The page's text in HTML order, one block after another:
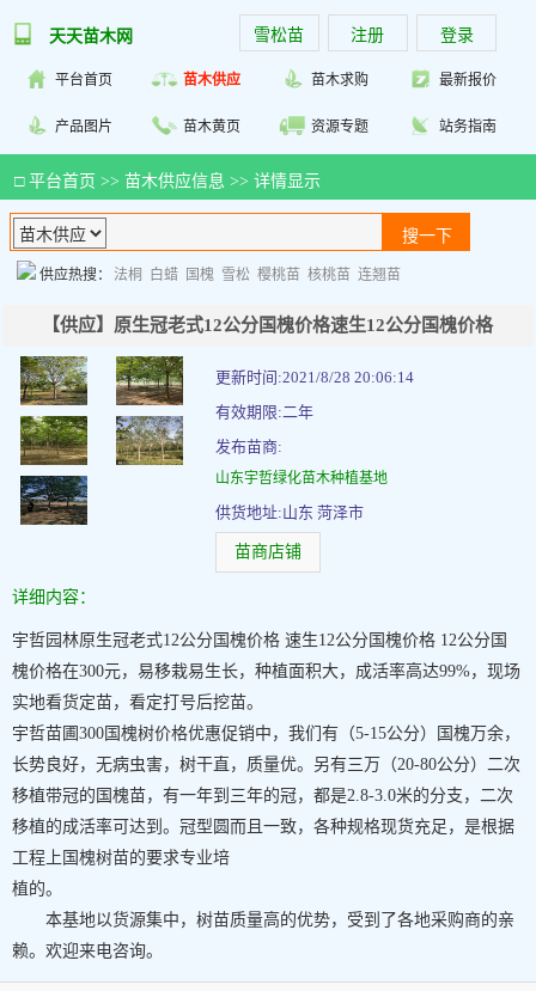
天天苗木网 雪松苗 注册 登录
平台首页 苗木供应 苗木求购 最新报价
产品图片 苗木黄页 资源专题 站务指南
□ 平台首页 >> 苗木供应信息 >> 详情显示
供应热搜： 法桐 白蜡 国槐 雪松 樱桃苗 核桃苗 连翘苗
【供应】原生冠老式12公分国槐价格速生12公分国槐价格
更新时间:2021/8/28 20:06:14
有效期限:二年
发布苗商:
山东宇哲绿化苗木种植基地
供货地址:山东 菏泽市
苗商店铺
详细内容：
宇哲园林原生冠老式12公分国槐价格 速生12公分国槐价格 12公分国
槐价格在300元，易移栽易生长，种植面积大，成活率高达99%，现场
实地看货定苗，看定打号后挖苗。
宇哲苗圃300国槐树价格优惠促销中，我们有（5-15公分）国槐万余，
长势良好，无病虫害，树干直，质量优。另有三万（20-80公分）二次
移植带冠的国槐苗，有一年到三年的冠，都是2.8-3.0米的分支，二次
移植的成活率可达到。冠型圆而且一致，各种规格现货充足，是根据
工程上国槐树苗的要求专业培
植的。
本基地以货源集中，树苗质量高的优势，受到了各地采购商的亲
赖。欢迎来电咨询。